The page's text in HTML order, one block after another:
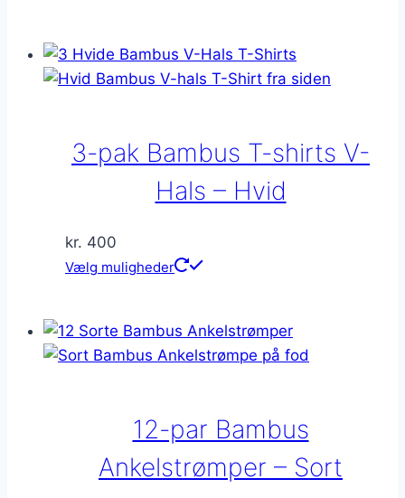
3-pak Bambus T-shirts V-
Hals – Hvid
kr. 400
Vælg muligheder
Dette
flere
varianter.
vælges
på
varesiden
12-par Bambus
Ankelstrømper – Sort